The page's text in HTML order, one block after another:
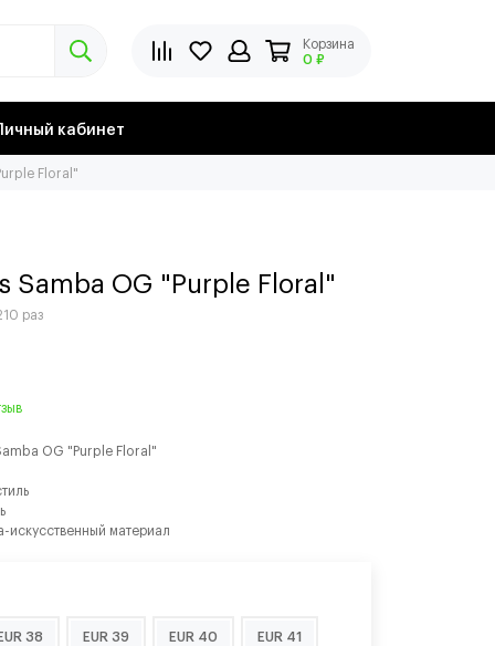
Корзина
0 ₽
кабинет
Floral"
Samba OG "Purple Floral"
раз
OG "Purple Floral"
материал
38 EUR 39 EUR 40 EUR 41